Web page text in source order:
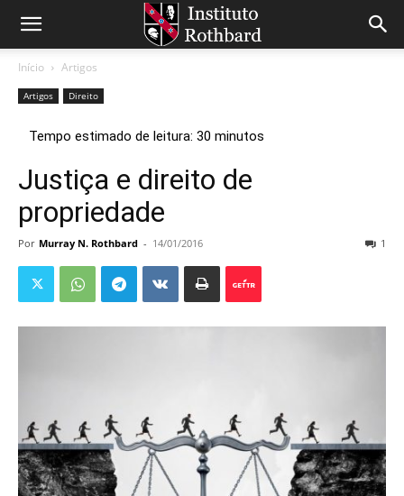
Início Artigos
Artigos Direito
Justiça e direito de
propriedade
Por Murray N. Rothbard - 14/01/2016 1